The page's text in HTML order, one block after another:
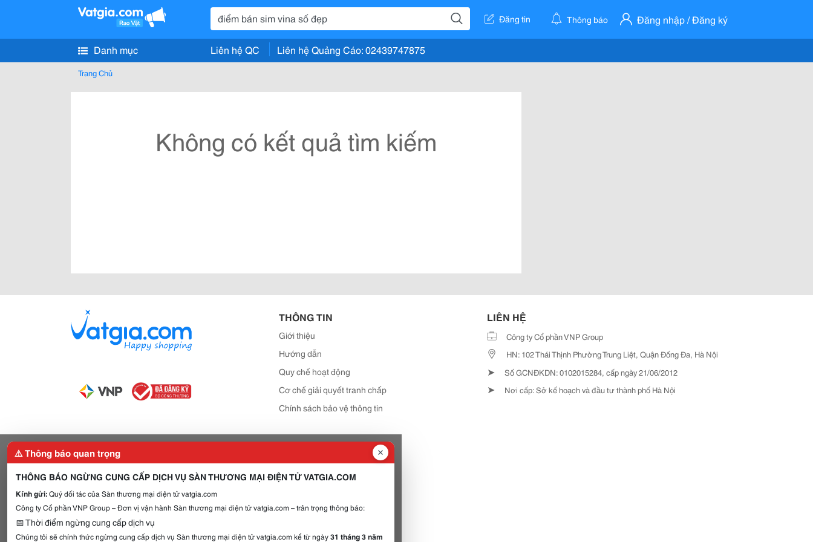
Đăng tin Thông báo Đăng nhập / Đăng ký
Danh mục Liên hệ QC Liên hệ Quảng Cáo: 02439747875
Trang Chủ
Không có kết quả tìm kiếm
THÔNG TIN
Giới thiệu
Hướng dẫn
Quy chế hoạt động
Cơ chế giải quyết tranh chấp
Chính sách bảo vệ thông tin
LIÊN HỆ
Công ty Cổ phần VNP Group
HN: 102 Thái Thịnh Phường Trung Liệt, Quận Đống Đa, Hà Nội
➤ Số GCNĐKDN: 0102015284, cấp ngày 21/06/2012
➤ Nơi cấp: Sở kế hoạch và đầu tư thành phố Hà Nội
⚠️ Thông báo quan trọng
THÔNG BÁO NGỪNG CUNG CẤP DỊCH VỤ SÀN THƯƠNG MẠI ĐIỆN TỬ VATGIA.COM
Kính gửi:Quý đối tác của Sàn thương mại điện tử vatgia.com
Công ty Cổ phần VNP Group – Đơn vị vận hành Sàn thương mại điện tử vatgia.com – trân trọng thông báo:
📅 Thời điểm ngừng cung cấp dịch vụ
Chúng tôi sẽ chính thức ngừng cung cấp dịch vụ Sàn thương mại điện tử vatgia.com kể từ ngày31 tháng 3 năm